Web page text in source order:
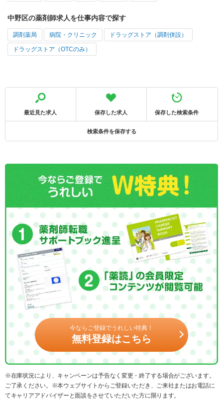
中野区の薬剤師求人を仕事内容で探す
調剤薬局 病院・クリニック ドラッグストア（調剤併設）
ドラッグストア（OTCのみ）
最近見た求人 保存した求人 保存した検索条件
検索条件を保存する
今ならご登録でうれしい特典！
無料登録はこちら
※在庫状況により、キャンペーンは予告なく変更・終了する場合がございます。
ご了承ください。※本ウェブサイトからご登録いただき、ご来社またはお電話に
てキャリアアドバイザーと面談をさせていただいた方に限ります。